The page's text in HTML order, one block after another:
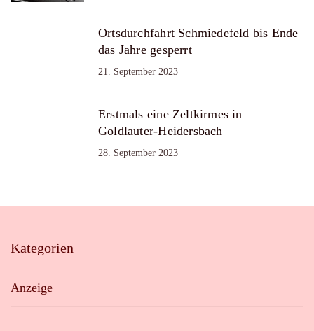
Ortsdurchfahrt Schmiedefeld bis Ende
das Jahre gesperrt
21. September 2023
Erstmals eine Zeltkirmes in
Goldlauter-Heidersbach
28. September 2023
Kategorien
Anzeige